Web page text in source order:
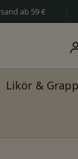
ab 59 €
Likör &